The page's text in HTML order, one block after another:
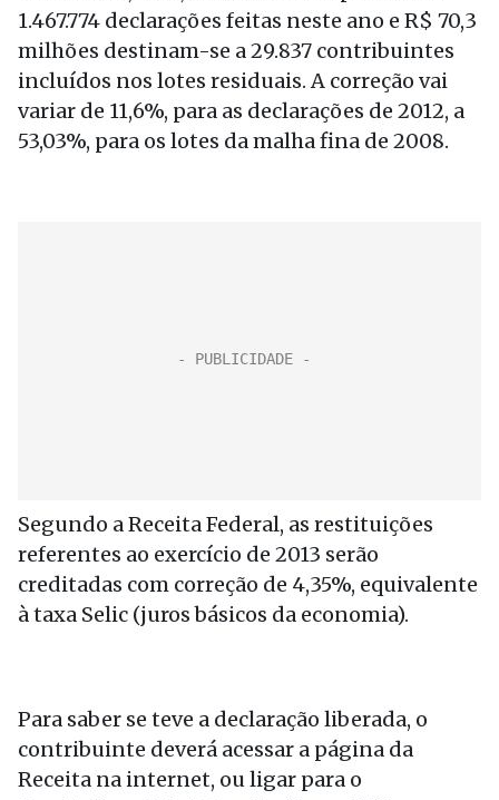
1.467.774 declarações feitas neste ano e R$ 70,3
milhões destinam-se a 29.837 contribuintes
incluídos nos lotes residuais. A correção vai
variar de 11,6%, para as declarações de 2012, a
53,03%, para os lotes da malha fina de 2008.
Segundo a Receita Federal, as restituições
referentes ao exercício de 2013 serão
creditadas com correção de 4,35%, equivalente
à taxa Selic (juros básicos da economia).
Para saber se teve a declaração liberada, o
contribuinte deverá acessar a página da
Receita na internet, ou ligar para o